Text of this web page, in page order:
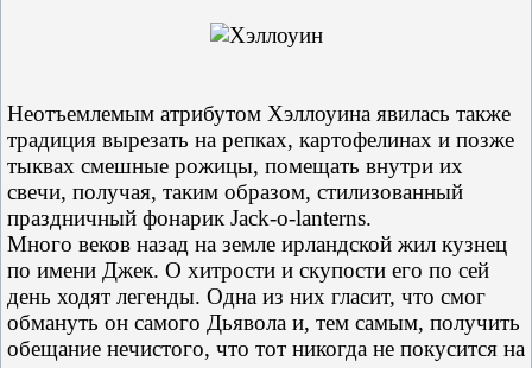
Неотъемлемым атрибутом Хэллоуина явилась также
традиция вырезать на репках, картофелинах и позже
тыквах смешные рожицы, помещать внутри их
свечи, получая, таким образом, стилизованный
праздничный фонарик Jack-o-lanterns.
Много веков назад на земле ирландской жил кузнец
по имени Джек. О хитрости и скупости его по сей
день ходят легенды. Одна из них гласит, что смог
обмануть он самого Дьявола и, тем самым, получить
обещание нечистого, что тот никогда не покусится на